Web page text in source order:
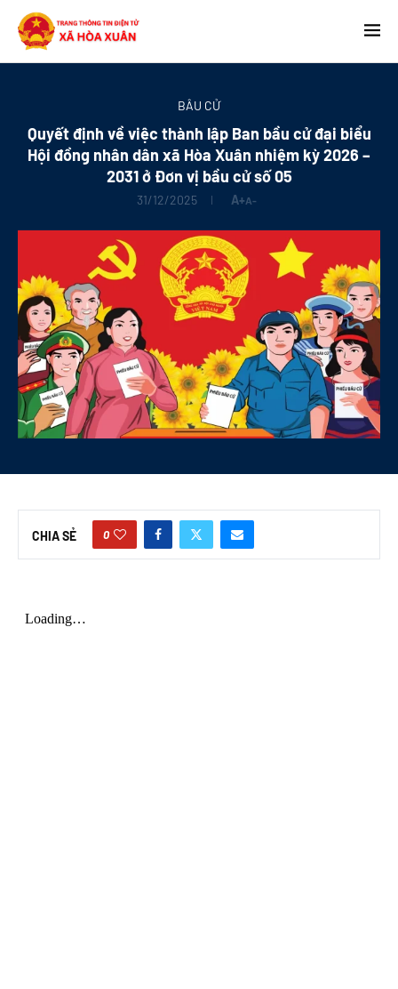
BẦU CỬ
Quyết định về việc thành lập Ban bầu cử đại biểu
Hội đồng nhân dân xã Hòa Xuân nhiệm kỳ 2026 –
2031 ở Đơn vị bầu cử số 05
31/12/2025 A+A-
CHIA SẺ 0